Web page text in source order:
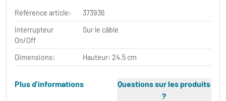
Référence article:
373936
Interrupteur
On/Off
Sur le câble
Dimensions: Hauteur: 24.5 cm
Plus d'informations
Questions sur les produits
?